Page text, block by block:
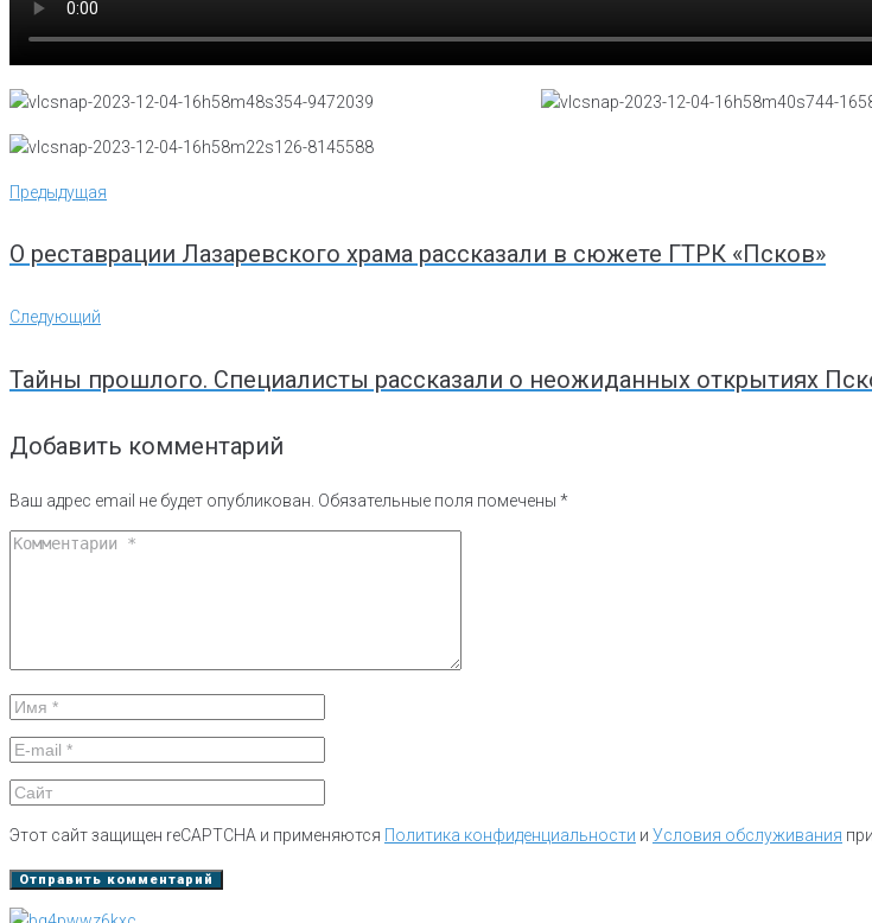
Навигация
записям
Предыдущая
Предыдущая
О реставрации Лазаревского храма рассказали в сюжете ГТРК «Псков»
Следующий
Следующий
Тайны прошлого. Специалисты рассказали о неожиданных открытиях
Добавить комментарий
Ваш адрес email не будет опубликован. Обязательные поля помечены *
Этот сайт защищен reCAPTCHA и применяются Политика конфиденциальности и Условия обслуживания